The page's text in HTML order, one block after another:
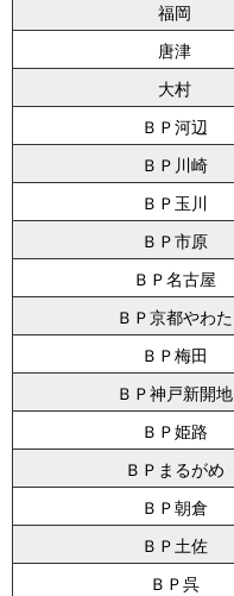
福岡
唐津
大村
ＢＰ河辺
ＢＰ川崎
ＢＰ玉川
ＢＰ市原
ＢＰ名古屋
ＢＰ京都やわた
ＢＰ梅田
ＢＰ神戸新開地
ＢＰ姫路
ＢＰまるがめ
ＢＰ朝倉
ＢＰ土佐
ＢＰ呉